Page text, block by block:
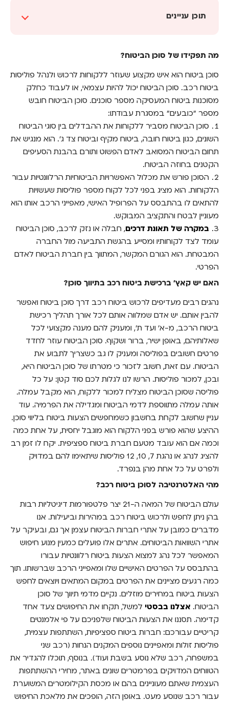
תוכן עניינים
האם יש קאץ' ברכישת ביטוח רכב בתיווך סוכן?
מהי האלטרנטיבה לסוכן ביטוח רכב?
חופשי (לחסוך בביטוח הרכב) זה לגמרי לבד
מה תפקידו של סוכן הביטוח?
סוכן ביטוח הוא איש מקצוע שעוזר ללקוחות לרכוש ולנהל פוליסות
ביטוח רכב. סוכן הביטוח יכול להיות עצמאי, או לעבוד כחלק
מסוכנות ביטוח המעסיקה מספר סוכנים. סוכן הביטוח חובש
מספר "כובעים" במסגרת עבודתו:
סוכן הביטוח מסביר ללקוחות את ההבדלים בין סוגי הביטוח
השונים, כגון ביטוח חובה, ביטוח מקיף וביטוח צד ג'. הוא מנגיש את
תחום הביטוח המסואב לאדם הפשוט ותורם בהבנת הסעיפים
הקטנים בחוזה הביטוח.
הסוכן פורש את מכלול האפשרויות הביטוחיות הרלוונטיות עבור
הלקוחות. הוא מציג בפני לכל לקוח מספר פוליסות שעשויות
להתאים לו בהתבסס על הפרופיל האישי, מאפייני הרכב אותו הוא
מעוניין לבטח והתקציב המבוקש.
במקרה של תאונת דרכים, חבלה או נזק לרכב, סוכן הביטוח
עומד לצד לקוחותיו ומסייע בהגשת התביעה מול החברה
המבטחת. הוא הגורם המקשר, המתווך בין חברת הביטוח לאדם
הפרטי.
האם יש קאץ' ברכישת ביטוח רכב בתיווך סוכן?
נהגים רבים מעדיפים לרכוש ביטוח רכב דרך סוכן ביטוח ואפשר
להבין אותם. יש אדם שמלווה אותם לכל אורך תהליך רכישת
ביטוח הרכב, מ-א' ועד ת', ומעניק להם מענה מקצועי לכל
שאלותיהם, באופן ישיר, ברור ושקוף. סוכן הביטוח עוזר לחדד
פרטים חשובים בפוליסה ומעניק לו גב כשצריך לתבוע את
הביטוח. עם זאת, חשוב לזכור כי מטרתו של סוכן הביטוח היא,
ובכן, למכור פוליסות. הרשו לנו לגלות לכם סוד קטן: על כל
פוליסה שסוכן הביטוח מצליח למכור ללקוח, הוא מקבל עמלה.
אותה עמלה מתווספת לדמי הביטוח ומגדילה את הפרמיה. עוד
עניין שחשוב לקחת בחשבון כשמחפשים הצעות ביטוח בליווי סוכן.
ההיצע שהוא פורש בפני הלקוח הוא מוגבל יחסית, על אחת כמה
וכמה אם הוא עובד מטעם חברת ביטוח ספציפית. יקח לו זמן רב
להציג לנהג או נהגת 7, 10, 12 פוליסות שיתאימו להם במדויק
ולפרט על כל אחת מהן בנפרד.
מהי האלטרנטיבה לסוכן ביטוח רכב?
עולם הביטוח של המאה ה-21 יצר פלטפורמות דיגיטליות רבות
בהן ניתן לחפש ולרכוש ביטוח רכב במהירות וביעילות. אנו
מדברים כמובן על אתרי חברות הביטוח עצמן אך גם, ובעיקר על
אתרי השוואות הביטוחים. אתרים אלו פועלים כמעין מנוע חיפוש
המאפשר לכל נהג למצוא הצעות ביטוח רלוונטיות עבורו
בהתבסס על הפרטים האישיים שלו ומאפייני הרכב שברשותו. תוך
כמה רגעים מציינים את הפרטים במקום המתאים ויוצאים לחפש
הצעות ביטוח במחירים מוזלים. נקיים מדמי תיווך של סוכן
הביטוח. אצלנו בבסטי למשל, תקחו את החיפושים צעד אחד
קדימה. תסננו את הצעות הביטוח שלפניכם על פי אלמנטים
קריטיים עבורכם: חברות ביטוח ספציפיות, השתתפות עצמית,
פוליסות זולות ומאפיינים נוספים המקנים הנחות (רכב שני
במשפחה, רכב שלא נוסע בשבת ועוד). בנוסף, תוכלו להגדיר את
הטווחים המדויקים בפרמטרים שונים באתר, מחירי ההשתתפות
העצמית שאתם מעוניינים בהם או מכסת הקילומטרים המשוערת
עבור רכב שנוסע מעט. באופן הזה, הופכים את מלאכת החיפוש